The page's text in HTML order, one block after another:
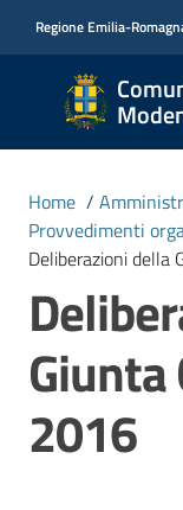
Regione Emilia-
Comune
di
Modena
CIVICA
MONET
Amministrazione
Menu selezionato
Home /
Provvedimenti
Deliberazioni della
Giunta
2016